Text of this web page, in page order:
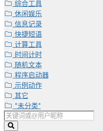
综合工具
休闲娱乐
信息记录
快捷短语
计算工具
时间计时
随机文本
程序启动器
示例动作
其它
*未分类*